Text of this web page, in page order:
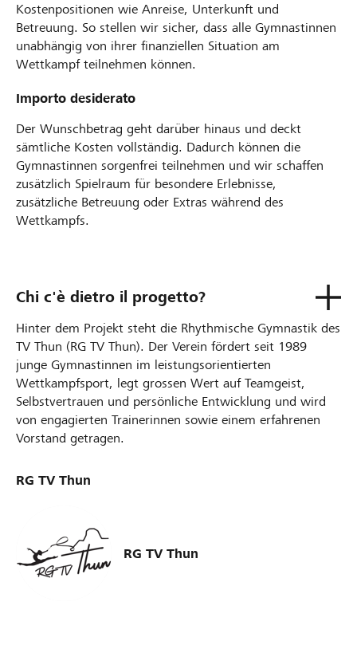
Kostenpositionen wie Anreise, Unterkunft und
Betreuung. So stellen wir sicher, dass alle Gymnastinnen
unabhängig von ihrer finanziellen Situation am
Wettkampf teilnehmen können.
Importo desiderato
Der Wunschbetrag geht darüber hinaus und deckt
sämtliche Kosten vollständig. Dadurch können die
Gymnastinnen sorgenfrei teilnehmen und wir schaffen
zusätzlich Spielraum für besondere Erlebnisse,
zusätzliche Betreuung oder Extras während des
Wettkampfs.
Chi c'è dietro il progetto?
Hinter dem Projekt steht die Rhythmische Gymnastik des
TV Thun (RG TV Thun). Der Verein fördert seit 1989
junge Gymnastinnen im leistungsorientierten
Wettkampfsport, legt grossen Wert auf Teamgeist,
Selbstvertrauen und persönliche Entwicklung und wird
von engagierten Trainerinnen sowie einem erfahrenen
Vorstand getragen.
RG TV Thun
RG TV Thun